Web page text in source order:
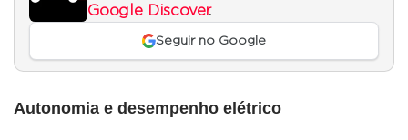
Google Discover.
Seguir no Google
Autonomia e desempenho elétrico